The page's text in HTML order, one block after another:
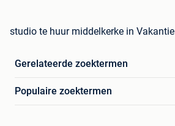
studio te huur middelkerke in Vakantie
Gerelateerde zoektermen
Populaire zoektermen